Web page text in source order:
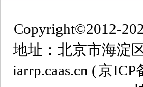
Copyright©2012-
地址：北京市海淀
iarrp.caas.cn (京ICP